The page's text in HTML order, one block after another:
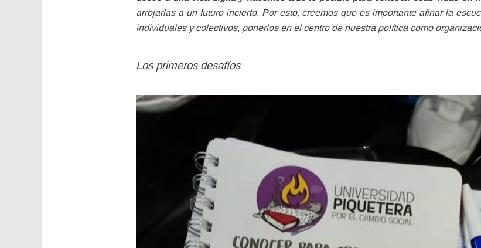
arrojarlas a un futuro incierto. Por esto, creemos que es importante afinar la
individuales y colectivos, ponerlos en el centro de nuestra política como
Los primeros desafíos